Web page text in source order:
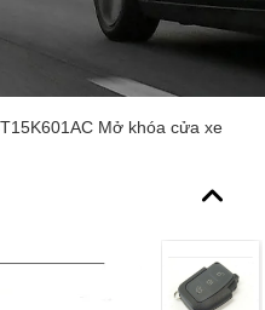
Mở khóa cửa xe